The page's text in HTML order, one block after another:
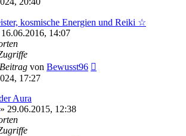
kosmische Energien und Reiki ☆
16.06.2016, 14:07
von Bewusst96
17:27
Aura
» 29.06.2015, 12:38